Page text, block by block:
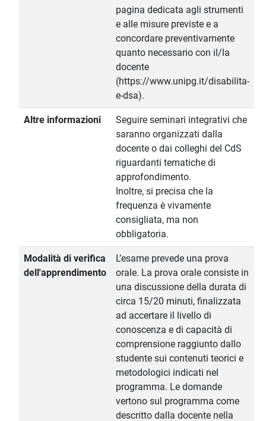
pagina dedicata agli strumenti
e alle misure previste e a
concordare preventivamente
quanto necessario con il/la
docente
(https://www.unipg.it/disabilita-
e-dsa).
Altre informazioni
Seguire seminari integrativi che
saranno organizzati dalla
docente o dai colleghi del CdS
riguardanti tematiche di
approfondimento.
Inoltre, si precisa che la
frequenza è vivamente
consigliata, ma non
obbligatoria.
Modalità di verifica
dell'apprendimento
L’esame prevede una prova
orale. La prova orale consiste in
una discussione della durata di
circa 15/20 minuti, finalizzata
ad accertare il livello di
conoscenza e di capacità di
comprensione raggiunto dallo
studente sui contenuti teorici e
metodologici indicati nel
programma. Le domande
vertono sul programma come
descritto dalla docente nella